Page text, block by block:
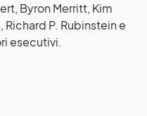
Byron Merritt, Kim
Richard P. Rubinstein e
esecutivi.